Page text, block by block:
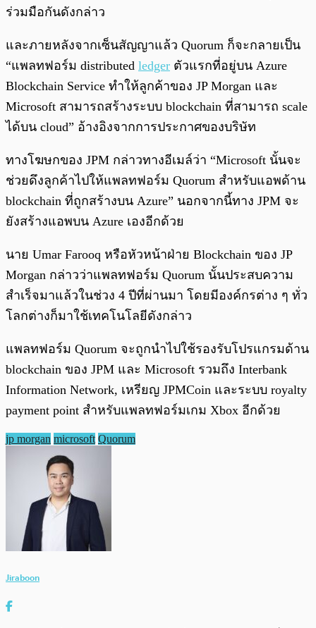
ร่วมมือกันดังกล่าว
และภายหลังจากเซ็นสัญญาแล้ว Quorum ก็จะกลายเป็น
“แพลทฟอร์ม distributed ledger ตัวแรกที่อยู่บน Azure
Blockchain Service ทำให้ลูกค้าของ JP Morgan และ
Microsoft สามารถสร้างระบบ blockchain ที่สามารถ scale
ได้บน cloud” อ้างอิงจากการประกาศของบริษัท
ทางโฆษกของ JPM กล่าวทางอีเมล์ว่า “Microsoft นั้นจะ
ช่วยดึงลูกค้าไปให้แพลทฟอร์ม Quorum สำหรับแอพด้าน
blockchain ที่ถูกสร้างบน Azure” นอกจากนี้ทาง JPM จะ
ยังสร้างแอพบน Azure เองอีกด้วย
นาย Umar Farooq หรือหัวหน้าฝ่าย Blockchain ของ JP
Morgan กล่าวว่าแพลทฟอร์ม Quorum นั้นประสบความ
สำเร็จมาแล้วในช่วง 4 ปีที่ผ่านมา โดยมีองค์กรต่าง ๆ ทั่ว
โลกต่างก็มาใช้เทคโนโลยีดังกล่าว
แพลทฟอร์ม Quorum จะถูกนำไปใช้รองรับโปรแกรมด้าน
blockchain ของ JPM และ Microsoft รวมถึง Interbank
Information Network, เหรียญ JPMCoin และระบบ royalty
payment point สำหรับแพลทฟอร์มเกม Xbox อีกด้วย
jp morgan microsoft Quorum
Jiraboon